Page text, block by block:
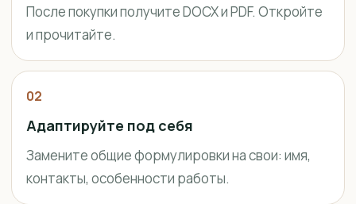
После покупки получите DOCX и PDF. Откройте
и прочитайте.
02
Адаптируйте под себя
Замените общие формулировки на свои: имя,
контакты, особенности работы.